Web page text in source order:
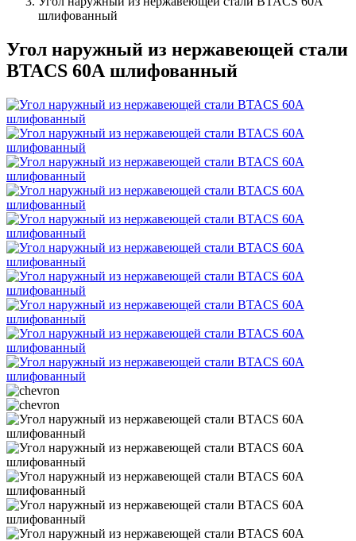
шлифованный
Угол наружный из нержавеющей стали
BTACS 60А шлифованный